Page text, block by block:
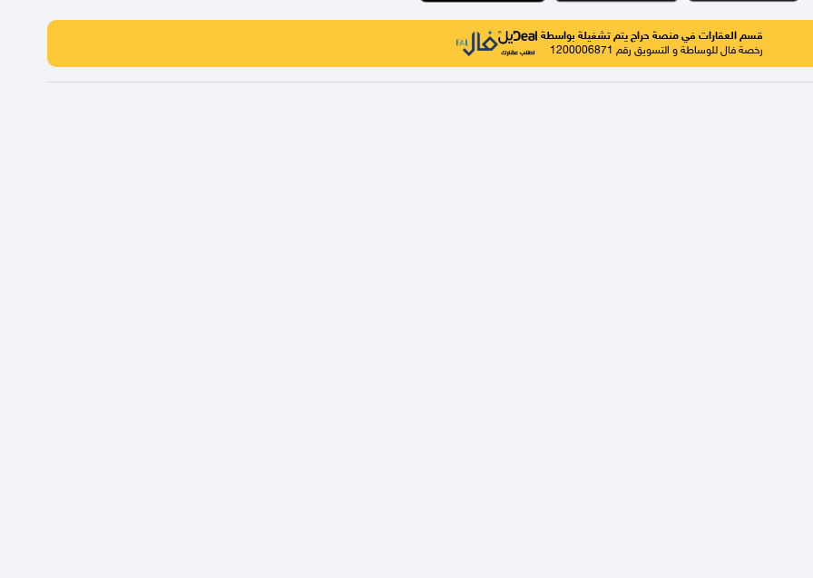
قسم العقارات في منصة حراج يتم تشغيلة بواسطة
رخصة فال للوساطة و التسويق رقم 1200006871